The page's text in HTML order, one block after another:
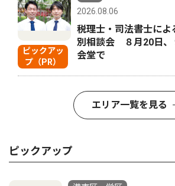
ピックアッ
プ（PR）
2026.08.06
税理士・司法書士に
別相談会 ８月20日
会堂で
エリア一覧を見る
ピックアップ